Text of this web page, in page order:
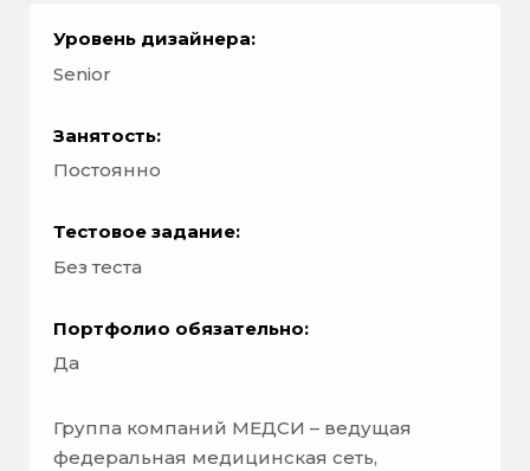
Уровень дизайнера:
Senior
Занятость:
Постоянно
Тестовое задание:
Без теста
Портфолио обязательно:
Да
Группа компаний МЕДСИ – ведущая
федеральная медицинская сеть,